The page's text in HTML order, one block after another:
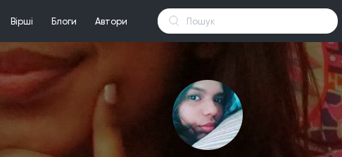
Вірші Блоги Автори